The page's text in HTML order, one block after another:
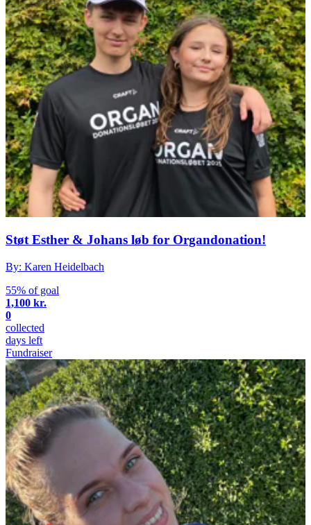
Støt Esther & Johans løb for Organdonation!
By: Karen Heidelbach
55% of goal
1,100 kr.
0
collected
days left
Fundraiser